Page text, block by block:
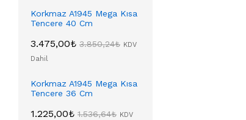
Korkmaz A1945 Mega Kısa
Tencere 40 Cm
3.475,00₺ 3.850,24₺ KDV
Dahil
Korkmaz A1945 Mega Kısa
Tencere 36 Cm
1.225,00₺ 1.536,64₺ KDV